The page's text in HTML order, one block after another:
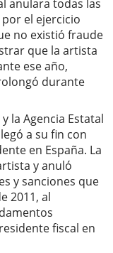
anulara todas las
el ejercicio
no existió fraude
que la artista
ese año,
durante
la Agencia Estatal
a su fin con
en España. La
y anuló
y sanciones que
2011, al
fiscal en